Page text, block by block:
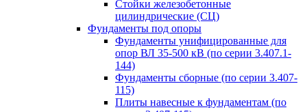
Стойки железобетонные
цилиндрические (СЦ)
Фундаменты под опоры
Фундаменты унифицированные для
опор ВЛ 35-500 кВ (по серии 3.407.1-
144)
Фундаменты сборные (по серии 3.407-
115)
Плиты навесные к фундаментам (по